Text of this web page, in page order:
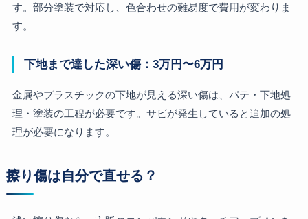
す。部分塗装で対応し、色合わせの難易度で費用が変わりま
す。
下地まで達した深い傷：3万円〜6万円
金属やプラスチックの下地が見える深い傷は、パテ・下地処
理・塗装の工程が必要です。サビが発生していると追加の処
理が必要になります。
擦り傷は自分で直せる？